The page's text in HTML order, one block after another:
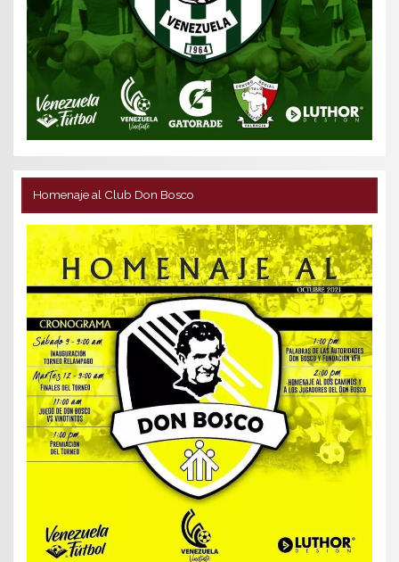
Homenaje al Club Don Bosco